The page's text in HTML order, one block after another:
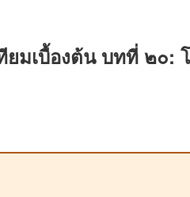
ยมเบื้องต้น บทที่ ๒๐: